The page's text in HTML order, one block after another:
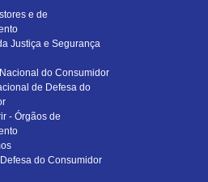
e de
Justiça e Segurança
do Consumidor
de Defesa do
- Órgãos de
do Consumidor